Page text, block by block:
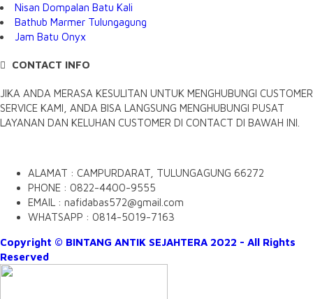
Nisan Dompalan Batu Kali
Bathub Marmer Tulungagung
Jam Batu Onyx
CONTACT INFO
JIKA ANDA MERASA KESULITAN UNTUK MENGHUBUNGI CUSTOMER
SERVICE KAMI, ANDA BISA LANGSUNG MENGHUBUNGI PUSAT
LAYANAN DAN KELUHAN CUSTOMER DI CONTACT DI BAWAH INI.
ALAMAT : CAMPURDARAT, TULUNGAGUNG 66272
PHONE : 0822-4400-9555
EMAIL : nafidabas572@gmail.com
WHATSAPP : 0814-5019-7163
Copyright © BINTANG ANTIK SEJAHTERA 2022 - All Rights
Reserved